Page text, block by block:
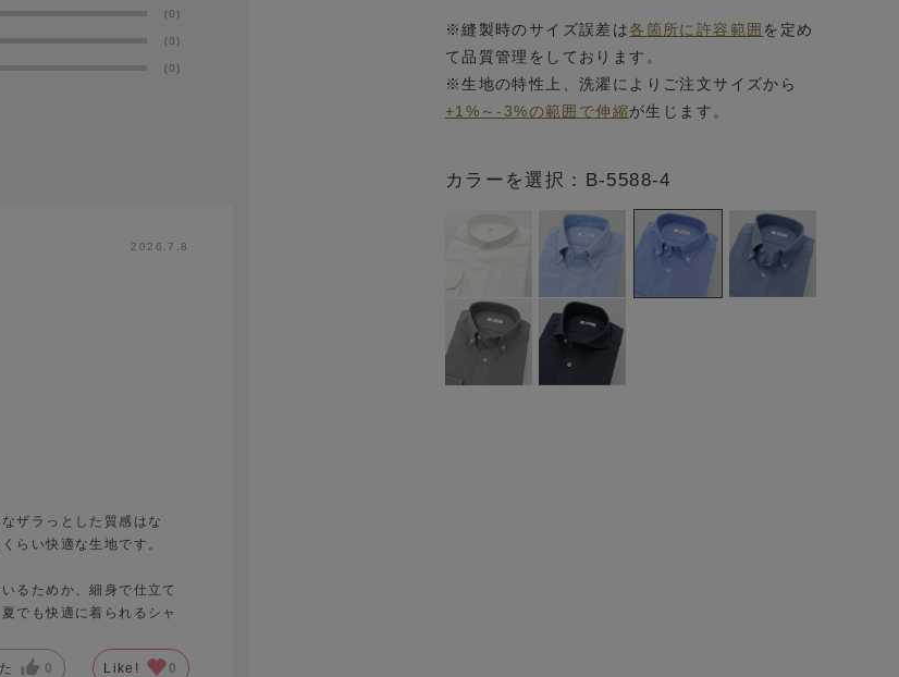
(0)
(0)
(0)
2026.7.8
ザラっとした質感はな
らい快適な生地です。
るためか、細身で仕立て
でも快適に着られるシャ
0 Like! 0
カラーを選択：B-5588-4
※縫製時のサイズ誤差は各箇所に許容範囲 を定め
て品質管理をしております。
※生地の特性上、洗濯によりご注文サイズから
+1%～-3%の範囲で伸縮が生じます。